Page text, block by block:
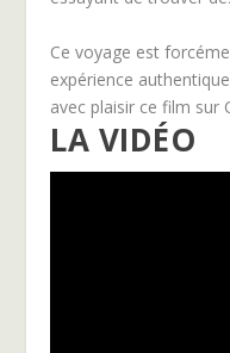
Ce voyage est
expérience
avec plaisir ce film sur
LA VIDÉO